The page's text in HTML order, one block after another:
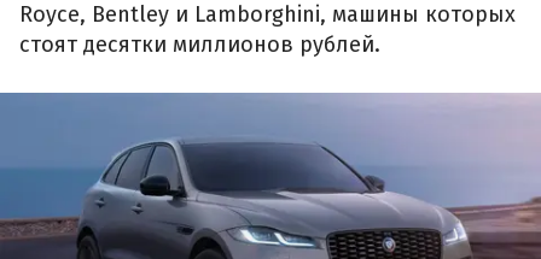
Royce, Bentley и Lamborghini, машины которых
стоят десятки миллионов рублей.